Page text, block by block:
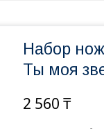
Набор
Ты моя
2 560 ₸